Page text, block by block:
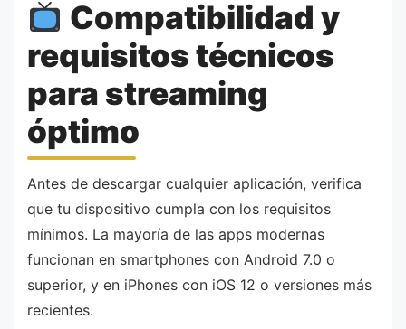
Compatibilidad y
requisitos técnicos
para streaming
óptimo
Antes de descargar cualquier aplicación, verifica
que tu dispositivo cumpla con los requisitos
mínimos. La mayoría de las apps modernas
funcionan en smartphones con Android 7.0 o
superior, y en iPhones con iOS 12 o versiones más
recientes.